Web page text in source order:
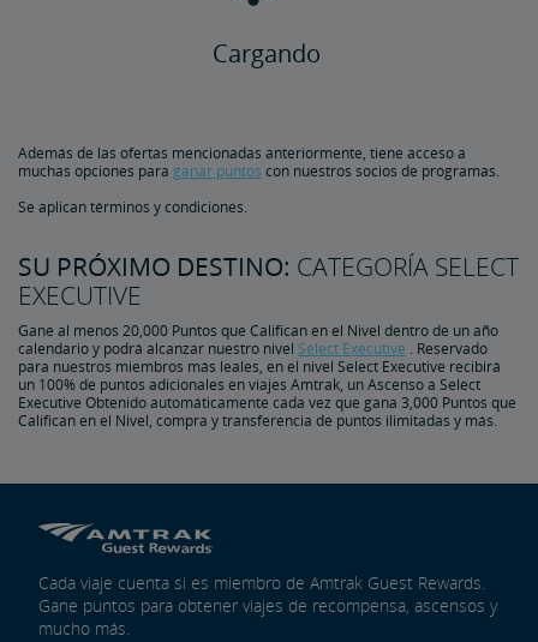
Cargando
Además de las ofertas mencionadas anteriormente, tiene acceso a
muchas opciones para ganar puntos con nuestros socios de programas.
Se aplican términos y condiciones.
SU PRÓXIMO DESTINO: CATEGORÍA SELECT
EXECUTIVE
Gane al menos 20,000 Puntos que Califican en el Nivel dentro de un año
calendario y podrá alcanzar nuestro nivel Select Executive . Reservado
para nuestros miembros más leales, en el nivel Select Executive recibirá
un 100% de puntos adicionales en viajes Amtrak, un Ascenso a Select
Executive Obtenido automáticamente cada vez que gana 3,000 Puntos que
Califican en el Nivel, compra y transferencia de puntos ilimitadas y más.
Cada viaje cuenta si es miembro de Amtrak Guest Rewards.
Gane puntos para obtener viajes de recompensa, ascensos y
mucho más.